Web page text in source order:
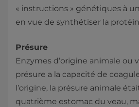
« instructions » génétiques à
en vue de synthétiser la
Présure
Enzymes d’origine animale ou
présure a la capacité de
l’origine, la présure animale
quatrième estomac du veau,